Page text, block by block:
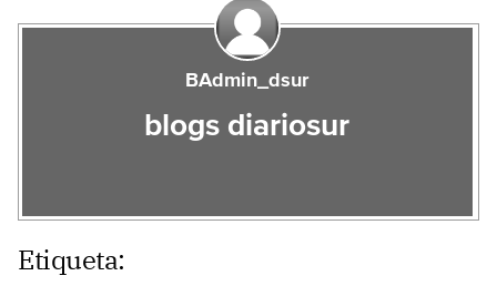
BAdmin_dsur
blogs diariosur
Etiqueta: